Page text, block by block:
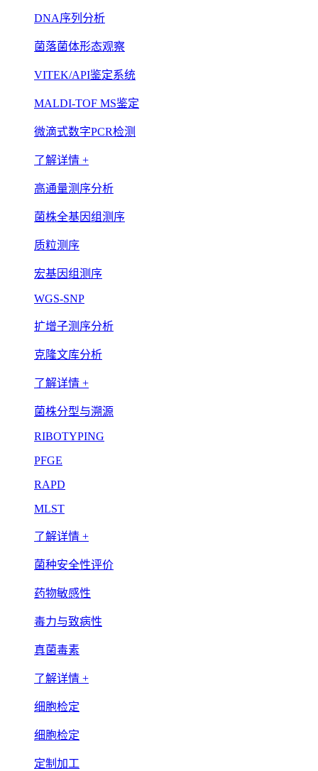
DNA序列分析
菌落菌体形态观察
VITEK/API鉴定系统
MALDI-TOF MS鉴定
微滴式数字PCR检测
了解详情 +
高通量测序分析
菌株全基因组测序
质粒测序
宏基因组测序
WGS-SNP
扩增子测序分析
克隆文库分析
了解详情 +
菌株分型与溯源
RIBOTYPING
PFGE
RAPD
MLST
了解详情 +
菌种安全性评价
药物敏感性
毒力与致病性
真菌毒素
了解详情 +
细胞检定
细胞检定
定制加工